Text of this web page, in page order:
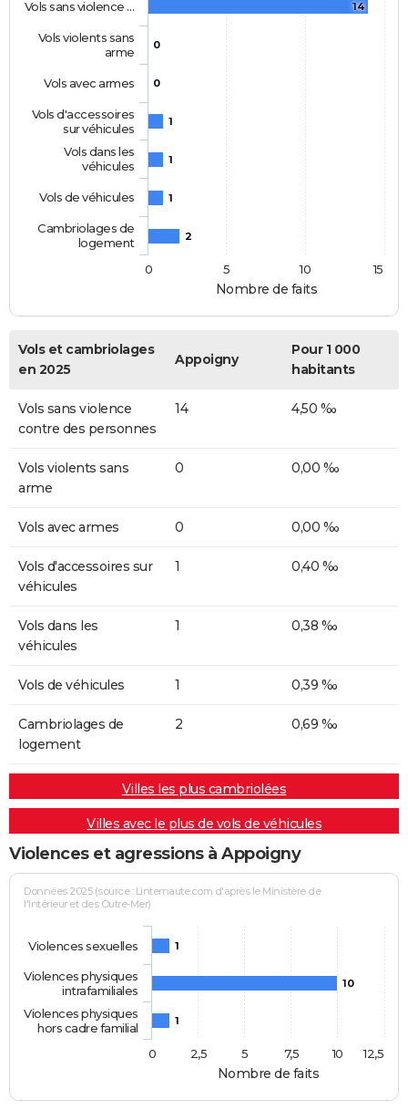
Nombre de faits
14
0
0
1
1
1
2
Vols sans violence …
Vols violents sans
arme
Vols avec armes
Vols d'accessoires
sur véhicules
Vols dans les
véhicules
Vols de véhicules
Cambriolages de
logement
0
5 10 15
Vols et cambriolages
en 2025
Appoigny
Pour 1 000
habitants
Vols sans violence
contre des personnes
14 4,50 ‰
Vols violents sans
arme
0 0,00 ‰
Vols avec armes 0 0,00 ‰
Vols d'accessoires sur
véhicules
1 0,40 ‰
Vols dans les
véhicules
1 0,38 ‰
Vols de véhicules 1 0,39 ‰
Cambriolages de
logement
2 0,69 ‰
Villes les plus cambriolées
Villes avec le plus de vols de véhicules
Violences et agressions à Appoigny
Nombre de faits
Données 2025 (source : Linternaute.com d'après le Ministère de
l'Intérieur et des Outre-Mer)
1
10
1
Violences sexuelles
Violences physiques
intrafamiliales
Violences physiques
hors cadre familial
0
10
2,5 5 7,5 12,5